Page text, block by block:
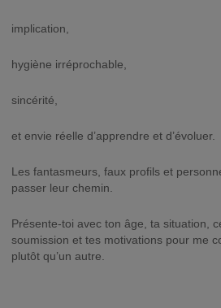
implication,
hygiène irréprochable,
sincérité,
et envie réelle d’apprendre et d’évoluer.
Les fantasmeurs, faux profils et
passer leur chemin.
Présente-toi avec ton âge, ta situation,
soumission et tes motivations pour me
plutôt qu’un autre.